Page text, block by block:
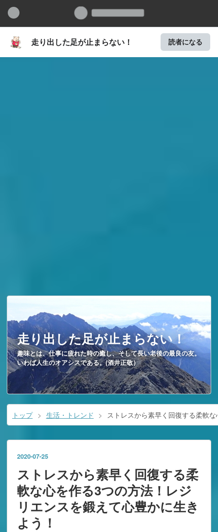
走り出した足が止まらない！ 読者になる
走り出した足が止まらない！
趣味とは、仕事に疲れた時の癒し、そして長い老後の最良の友。
いわば人生のオアシスである。(酒井正敬）
トップ > 生活・トレンド > ストレスから素早く回復する柔軟
2020-07-25
ストレスから素早く回復する柔
軟な心を作る3つの方法！レジ
リエンスを鍛えて心豊かに生き
よう！